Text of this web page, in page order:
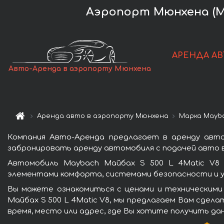
Аэропорт Мюнхена
Авто-Аренда в аэропорту Мюнхена
АРЕНДА
Аренда авто в аэропорту Мюнхена Марка
Компания Авто-Аренда предлагает в аренду
забронировать аренду автомобиля с подачей авто
Автомобиль Maybach Майбах S 500 L 4Matic V8
элементами комфорта, системами безопасности и
Вы можете ознакомиться с ценами и
Майбах S 500 L 4Matic V8, мы предлагаем Вам
время, место или адрес, где Вы хотите получить